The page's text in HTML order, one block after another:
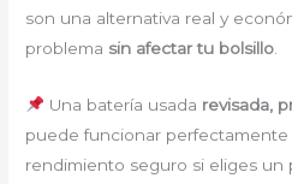
son una alternativa real y
problema sin afectar tu bolsillo
Una batería usada revisada,
puede funcionar perfectamente
rendimiento seguro si eliges un